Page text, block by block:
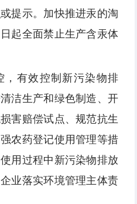
提示。加快推进汞的淘
起全面禁止生产含汞体
，有效控制新污染物排
洁生产和绿色制造、开
害赔偿试点、规范抗生
农药登记使用管理等措
用过程中新污染物排放
业落实环境管理主体责